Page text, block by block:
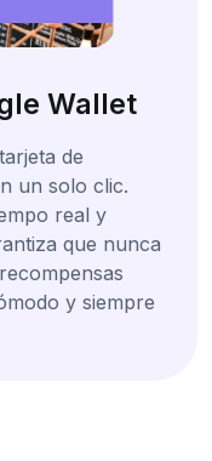
Wallet
de
un solo clic.
real y
que nunca
y siempre